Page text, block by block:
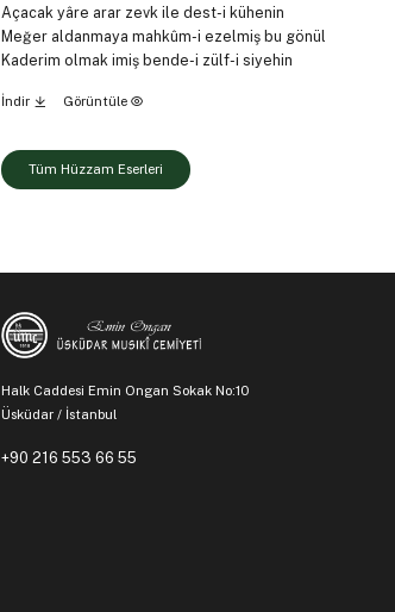
Açacak yâre arar zevk ile dest-i kühenin
Meğer aldanmaya mahkûm-i ezelmiş bu gönül
Kaderim olmak imiş bende-i zülf-i siyehin
İndir Görüntüle
Tüm Hüzzam Eserleri
Halk Caddesi Emin Ongan Sokak No:10
Üsküdar / İstanbul
+90 216 553 66 55